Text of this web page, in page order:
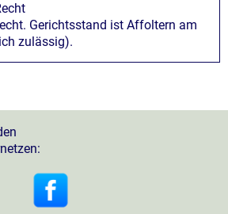
Gerichtsstand ist Affoltern am
zulässig).